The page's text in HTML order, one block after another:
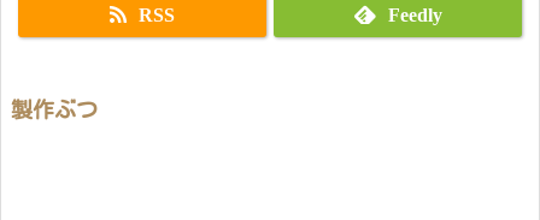
RSS Feedly
製作ぶつ